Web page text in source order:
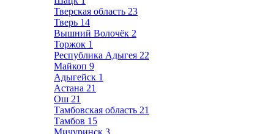
Тверская область 23
Тверь 14
Вышний Волочёк 2
Торжок 1
Республика Адыгея 22
Майкоп 9
Адыгейск 1
Астана 21
Ош 21
Тамбовская область 21
Тамбов 15
Мичуринск 3